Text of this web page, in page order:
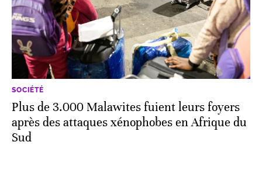
SOCIÉTÉ
Plus de 3.000 Malawites fuient leurs foyers
après des attaques xénophobes en Afrique du
Sud